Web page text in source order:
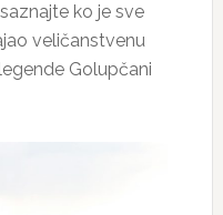
ko je sve
veličanstvenu
Golupčani